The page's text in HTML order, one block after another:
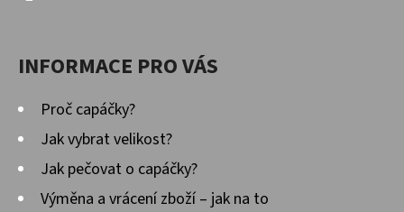
INFORMACE PRO VÁS
Proč capáčky?
Jak vybrat velikost?
Jak pečovat o capáčky?
Výměna a vrácení zboží – jak na to